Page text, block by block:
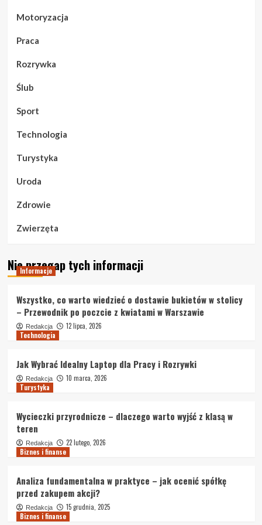
Motoryzacja
Praca
Rozrywka
Ślub
Sport
Technologia
Turystyka
Uroda
Zdrowie
Zwierzęta
Nie przegap tych informacji
Informacje
Wszystko, co warto wiedzieć o dostawie bukietów w stolicy
– Przewodnik po poczcie z kwiatami w Warszawie
Redakcja
12 lipca, 2026
Technologia
Jak Wybrać Idealny Laptop dla Pracy i Rozrywki
Redakcja
10 marca, 2026
Turystyka
Wycieczki przyrodnicze – dlaczego warto wyjść z klasą w
teren
Redakcja
22 lutego, 2026
Biznes i finanse
Analiza fundamentalna w praktyce – jak ocenić spółkę
przed zakupem akcji?
Redakcja
15 grudnia, 2025
Biznes i finanse